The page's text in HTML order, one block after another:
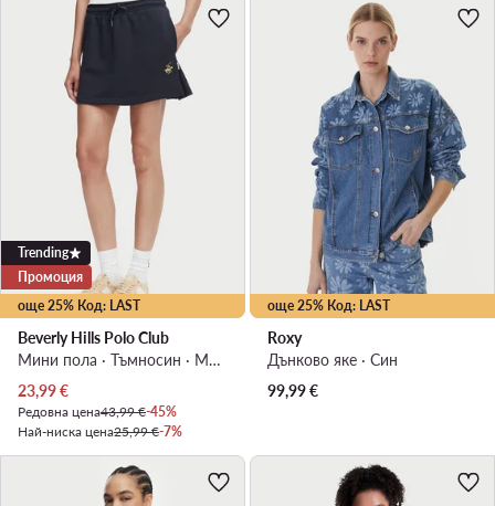
още 25% Код: LAST
Trending
Промоция
Beverly Hills Polo Club
Мини пола · Тъмносин · Мини
Актуална цена
23,99€
Редовна цена43,99 €-45%
Най-ниска цена25,99 €-7%
още 25% Код: LAST
Roxy
Дънково яке · Син
99,99€